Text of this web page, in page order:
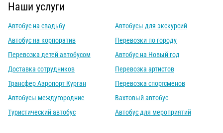
Наши услуги
Автобус на свадьбу
Автобус на корпоратив
Перевозка детей автобусом
Доставка сотрудников
Трансфер Аэропорт Курган
Автобусы междугородние
Туристический автобус
Автобусы для экскурсий
Перевозки по городу
Автобус на Новый год
Перевозка артистов
Перевозка спортсменов
Вахтовый автобус
Автобус для мероприятий